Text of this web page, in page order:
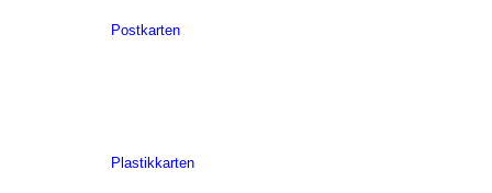
Postkarten
Plastikkarten